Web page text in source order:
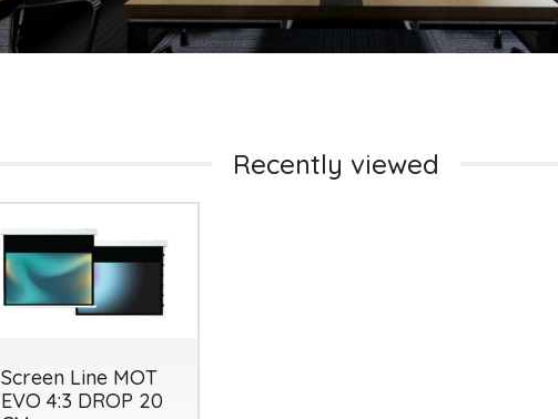
Recently viewed
Screen Line MOT
EVO 4:3 DROP 20